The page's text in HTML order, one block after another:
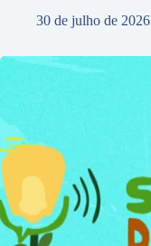
30 de julho de 2026